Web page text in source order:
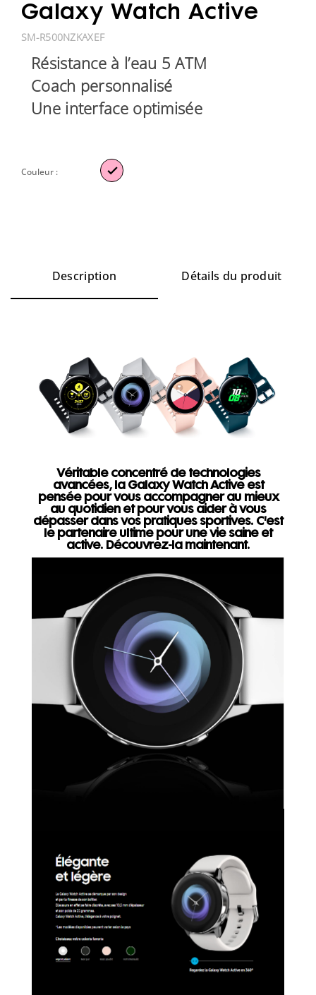
Galaxy Watch Active
SM-R500NZKAXEF
Résistance à l’eau 5 ATM
Coach personnalisé
Une interface optimisée
Couleur : 
Description Détails du produit
Véritable concentré de technologies
avancées, la Galaxy Watch Active est
pensée pour vous accompagner au mieux
au quotidien et pour vous aider à vous
dépasser dans vos pratiques sportives. C'est
le partenaire ultime pour une vie saine et
active. Découvrez-la maintenant.